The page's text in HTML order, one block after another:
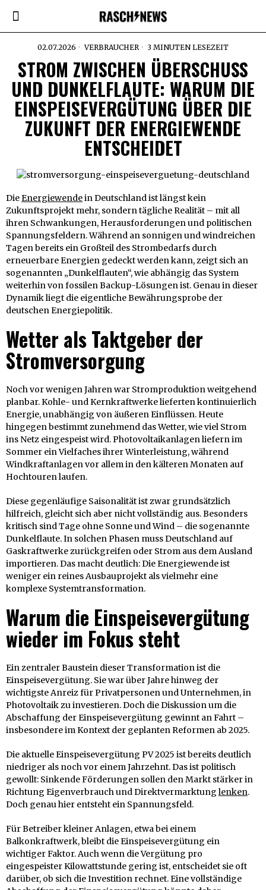
02.07.2026 VERBRAUCHER 3 MINUTEN LESEZEIT
STROM ZWISCHEN ÜBERSCHUSS
UND DUNKELFLAUTE: WARUM DIE
EINSPEISEVERGÜTUNG ÜBER DIE
ZUKUNFT DER ENERGIEWENDE
ENTSCHEIDET
DieEnergiewendein Deutschland ist längst kein
Zukunftsprojekt mehr, sondern tägliche Realität – mit all
ihren Schwankungen, Herausforderungen und politischen
Spannungsfeldern. Während an sonnigen und windreichen
Tagen bereits ein Großteil des Strombedarfs durch
erneuerbare Energien gedeckt werden kann, zeigt sich an
sogenannten „Dunkelflauten“, wie abhängig das System
weiterhin von fossilen Backup-Lösungen ist. Genau in dieser
Dynamik liegt die eigentliche Bewährungsprobe der
deutschen Energiepolitik.
Wetter als Taktgeber der
Stromversorgung
Noch vor wenigen Jahren war Stromproduktion weitgehend
planbar. Kohle- und Kernkraftwerke lieferten kontinuierlich
Energie, unabhängig von äußeren Einflüssen. Heute
hingegen bestimmt zunehmend das Wetter, wie viel Strom
ins Netz eingespeist wird. Photovoltaikanlagen liefern im
Sommer ein Vielfaches ihrer Winterleistung, während
Windkraftanlagen vor allem in den kälteren Monaten auf
Hochtouren laufen.
Diese gegenläufige Saisonalität ist zwar grundsätzlich
hilfreich, gleicht sich aber nicht vollständig aus. Besonders
kritisch sind Tage ohne Sonne und Wind – die sogenannte
Dunkelflaute. In solchen Phasen muss Deutschland auf
Gaskraftwerke zurückgreifen oder Strom aus dem Ausland
importieren. Das macht deutlich: Die Energiewende ist
weniger ein reines Ausbauprojekt als vielmehr eine
komplexe Systemtransformation.
Warum die Einspeisevergütung
wieder im Fokus steht
Ein zentraler Baustein dieser Transformation ist die
Einspeisevergütung. Sie war über Jahre hinweg der
wichtigste Anreiz für Privatpersonen und Unternehmen, in
Photovoltaik zu investieren. Doch die Diskussion um die
Abschaffung der Einspeisevergütung gewinnt an Fahrt –
insbesondere im Kontext der geplanten Reformen ab 2025.
Die aktuelle Einspeisevergütung PV 2025 ist bereits deutlich
niedriger als noch vor einem Jahrzehnt. Das ist politisch
gewollt: Sinkende Förderungen sollen den Markt stärker in
Richtung Eigenverbrauch und Direktvermarktunglenken.
Doch genau hier entsteht ein Spannungsfeld.
Für Betreiber kleiner Anlagen, etwa bei einem
Balkonkraftwerk, bleibt die Einspeisevergütung ein
wichtiger Faktor. Auch wenn die Vergütung pro
eingespeister Kilowattstunde gering ist, entscheidet sie oft
darüber, ob sich die Investition rechnet. Eine vollständige